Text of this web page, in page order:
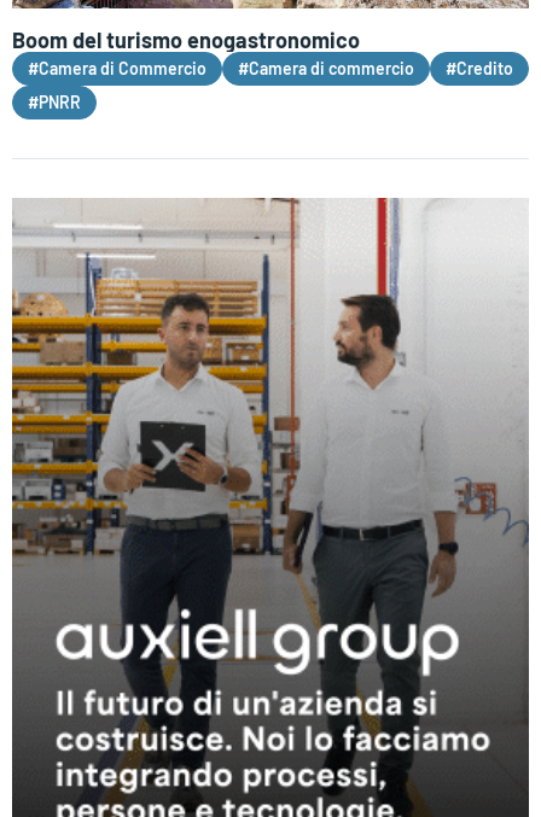
Boom del turismo enogastronomico
#Camera di Commercio #Camera di commercio
#Credito
#PNRR